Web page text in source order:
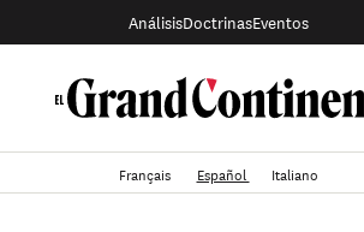
AnálisisDoctrinasEventos
Français Español Italiano